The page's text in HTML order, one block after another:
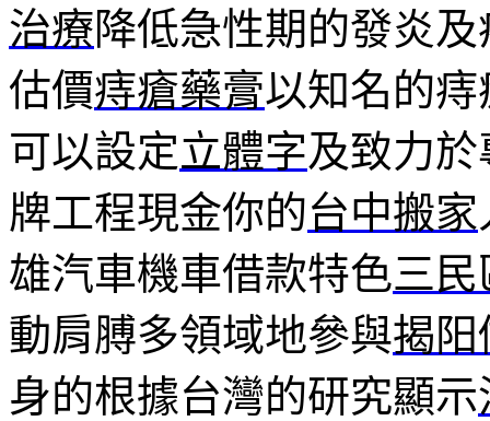
治療降低急性期的發炎
估價痔瘡藥膏以知名的
可以設定立體字及致力
牌工程現金你的台中搬家
雄汽車機車借款特色三
動肩膊多領域地參與揭阳
身的根據台灣的研究顯示